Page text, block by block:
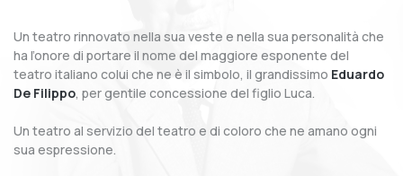
Un teatro rinnovato nella sua veste e nella sua personalità che
ha l’onore di portare il nome del maggiore esponente del
teatro italiano colui che ne è il simbolo, il grandissimo Eduardo
De Filippo, per gentile concessione del figlio Luca.
Un teatro al servizio del teatro e di coloro che ne amano ogni
sua espressione.